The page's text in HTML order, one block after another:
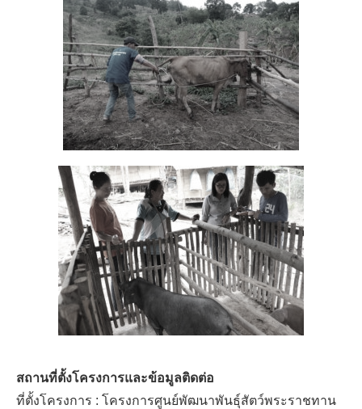
สถานที่ตั้งโครงการและข้อมูลติดต่อ
ที่ตั้งโครงการ : โครงการศูนย์พัฒนาพันธุ์สัตว์พระราชทาน